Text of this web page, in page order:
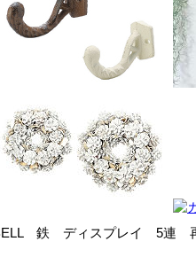
鉄 ディスプレイ 5連